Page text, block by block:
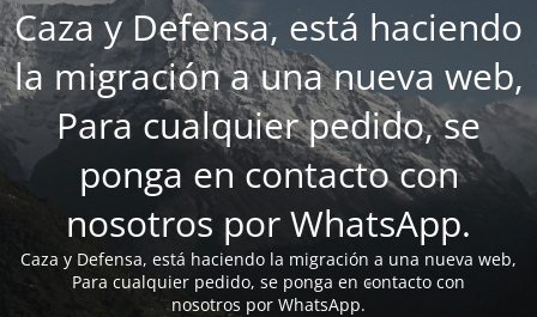
Caza y Defensa, está haciendo
la migración a una nueva web,
Para cualquier pedido, se
ponga en contacto con
nosotros por WhatsApp.
Caza y Defensa, está haciendo la migración a una nueva web,
Para cualquier pedido, se ponga en contacto con
nosotros por WhatsApp.